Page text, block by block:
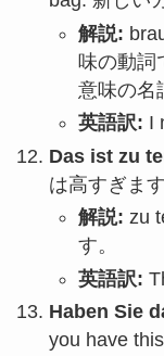
解説:
味の動詞
意味の名
英語訳: I
Das ist zu
は高すぎます
解説: zu
す。
英語訳:
Haben Sie
you have